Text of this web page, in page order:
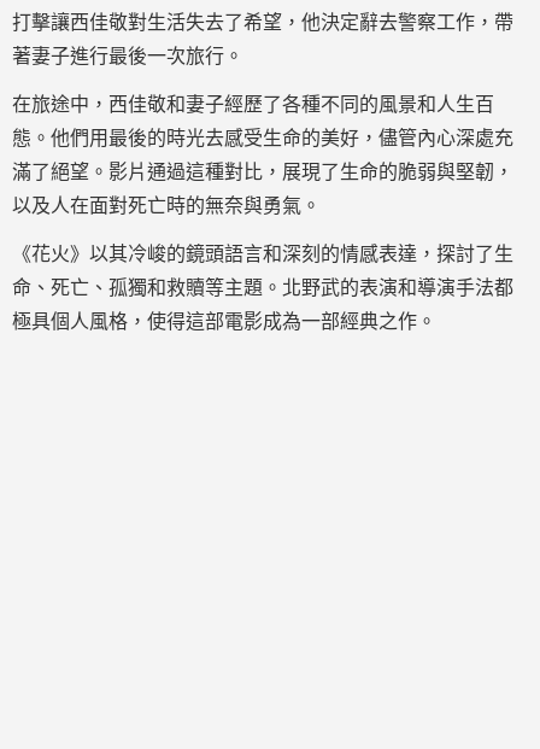
打擊讓西佳敬對生活失去了希望，他決定辭去警察工作，帶
著妻子進行最後一次旅行。
在旅途中，西佳敬和妻子經歷了各種不同的風景和人生百
態。他們用最後的時光去感受生命的美好，儘管內心深處充
滿了絕望。影片通過這種對比，展現了生命的脆弱與堅韌，
以及人在面對死亡時的無奈與勇氣。
《花火》以其冷峻的鏡頭語言和深刻的情感表達，探討了生
命、死亡、孤獨和救贖等主題。北野武的表演和導演手法都
極具個人風格，使得這部電影成為一部經典之作。